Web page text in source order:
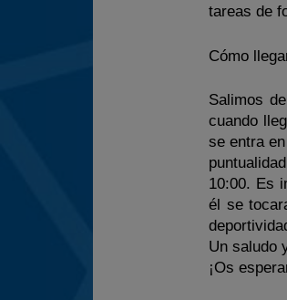
tareas de
Cómo
Salimos
cuando
se entra
10:00. Es
él se
Un saludo
¡Os